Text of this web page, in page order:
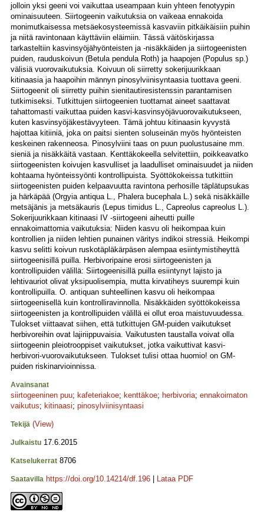
jolloin yksi geeni voi vaikuttaa useampaan kuin yhteen fenotyypin
ominaisuuteen. Siirtogeenin vaikutuksia on vaikeaa ennakoida
monimutkaisessa metsäekosysteemissä kasvaviin pitkäikäisiin puihin
ja niitä ravintonaan käyttäviin eläimiin. Tässä väitöskirjassa
tarkasteltiin kasvinsyöjähyönteisten ja -nisäkkäiden ja siirtogeenisten
puiden, rauduskoivun (Betula pendula Roth) ja haapojen (Populus sp.)
välisiä vuorovaikutuksia. Koivuun oli siirretty sokerijuurikkaan
kitinaasia ja haapoihin männyn pinosylviinisyntaasia tuottava geeni.
Siirtogeenit oli siirretty puihin sienitautiresistenssin parantamisen
tutkimiseksi. Tutkittujen siirtogeenien tuottamat aineet saattavat
tahattomasti vaikuttaa puiden kasvi-kasvinsyöjävuorovaikutukseen,
kuten kasvinsyöjäkestävyyteen. Tämä johtuu kitinaasin kyvystä
hajottaa kitiiniä, joka on paitsi sienten soluseinän myös hyönteisten
keskeinen rakenneosa. Pinosylviini taas on puun puolustusaine mm.
sieniä ja nisäkkäitä vastaan. Kenttäkokeella selvitettiin, poikkeavatko
siirtogeenisten koivujen kasvulliset ja laadulliset ominaisuudet ja niiden
kohtaama hyönteissyönti kontrollipuista. Syöttökokeissa tutkittiin
siirtogeenisten puiden kelpaavuutta ravintona perhosille täplätupsukas
ja härkäpää (Orgyia antiqua L., Phalera bucephala L.) sekä nisäkkäille
metsäjänis ja metsäkauris (Lepus timidus L., Capreolus capreolus L.).
Sokerijuurikkaan kitinaasi IV -siirtogeeni aiheutti puille
ennakoimattomia vaikutuksia: Niiden kasvu oli heikompaa kuin
kontrollien ja niiden lehtien punainen väritys indikoi stressiä. Heikompi
kasvu selitti koivun ruskotäpläkärpäsen alempaa esiintymistiheyttä
siirtogeenisillä puilla. Herbivoripaine erosi siirtogeenisten ja
kontrollipuiden välillä: Siirtogeenisillä puilla esiintynyt lajisto ja
lehtivauriot olivat yksipuolisempia, mutta kirvatiheys suurempi kuin
kontrollipuilla. O. antiquan suhteellinen kasvu oli heikompaa
siirtogeenisellä kuin kontrolliravinnolla. Nisäkkäiden syöttökokeissa
siirtogeenisten ja kontrollipuiden välillä ei ollut eroa maistuvuudessa.
Tulokset viittaavat siihen, että tutkittujen GM-puiden vaikutukset
herbivoreihin ovat lajiriippuvaisia. Vaikutusten taustalla voivat olla
siirtogeenin pleiotrooppiset vaikutukset, jotka vaikuttivat kasvi-
herbivori-vuorovaikutukseen. Tulokset tulisi ottaa huomio! on GM-
puiden riskinarvioinnissa.
Avainsanat
siirtogeeninen puu; kafeteriakoe; kenttäkoe; herbivoria; ennakoimaton
vaikutus; kitinaasi; pinosylviinisyntaasi
Tekijä (View)
Julkaistu 17.6.2015
Katselukerrat 8706
Saatavilla https://doi.org/10.14214/df.196 Lataa PDF